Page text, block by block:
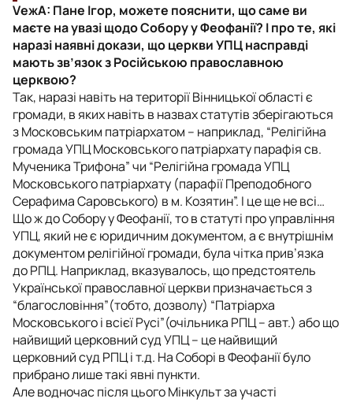
VежА: Пане Ігор, можете пояснити, що саме ви
маєте на увазі щодо Собору у Феофанії? І про те, які
наразі наявні докази, що церкви УПЦ насправді
мають зв’язок з Російською православною
церквою?
Так, наразі навіть на території Вінницької області є
громади, в яких навіть в назвах статутів зберігаються
з Московським патріархатом – наприклад, “Релігійна
громада УПЦ Московського патріархату парафія св.
Мученика Трифона” чи “Релігійна громада УПЦ
Московського патріархату (парафії Преподобного
Серафима Саровського) в м. Козятин”. І це ще не всі…
Що ж до Собору у Феофанії, то в статуті про управління
УПЦ, який не є юридичним документом, а є внутрішнім
документом релігійної громади, була чітка прив’язка
до РПЦ. Наприклад, вказувалось, що предстоятель
Української православної церкви призначається з
“благословіння”(тобто, дозволу) “Патріарха
Московського і всієї Русі”(очільника РПЦ – авт.) або що
найвищий церковний суд УПЦ – це найвищий
церковний суд РПЦ і т.д. На Соборі в Феофанії було
прибрано лише такі явні пункти.
Але водночас після цього Мінкульт за участі